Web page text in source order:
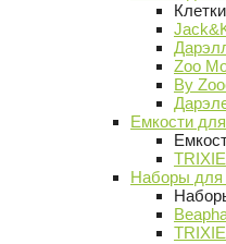
Zoo
By
Емкости
TRIXIE
Наборы для
TRIXIE